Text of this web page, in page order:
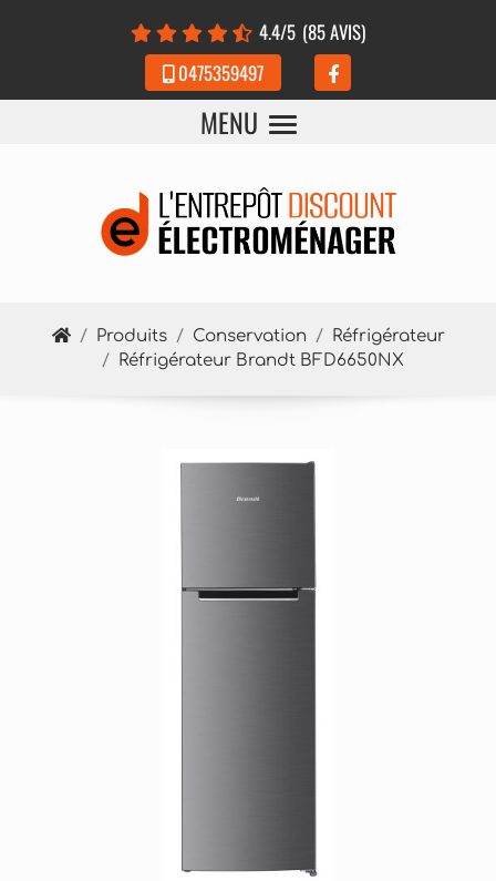
4.4/5 (85 AVIS)
0475359497
MENU
Produits Conservation
Réfrigérateur
Réfrigérateur Brandt BFD6650NX